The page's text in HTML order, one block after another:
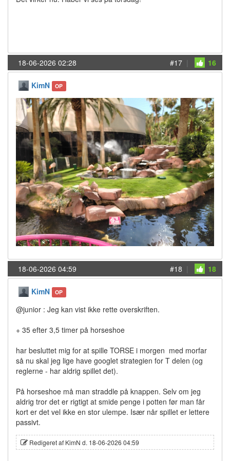
18-06-2026 02:28 #17 | 16
KimN OP
18-06-2026 04:59 #18 | 18
KimN OP
@junior : Jeg kan vist ikke rette overskriften.
+ 35 efter 3,5 timer på horseshoe
har besluttet mig for at spille TORSE i morgen med morfar
så nu skal jeg lige have googlet strategien for T delen (og
reglerne - har aldrig spillet det).
På horseshoe må man straddle på knappen. Selv om jeg
aldrig tror det er rigtigt at smide penge i potten før man får
kort er det vel ikke en stor ulempe. Især når spillet er lettere
passivt.
Redigeret af KimN d. 18-06-2026 04:59